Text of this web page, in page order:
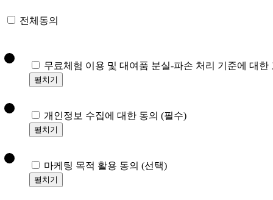
전체동의
무료체험 이용 및 대여품 분실-파손 처리 기준에 대
펼치기
개인정보 수집에 대한 동의 (필수)
펼치기
마케팅 목적 활용 동의 (선택)
펼치기